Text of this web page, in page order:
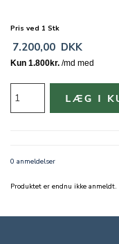
Pris ved 1 Stk
7.200,00 DKK
0 anmeldelser
Produktet er endnu ikke anmeldt.